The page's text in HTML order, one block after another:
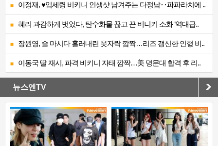
이정재, ♥임세령 비키니 인생샷 남겨주는 다정남‥파파라치에 ..
혜리 과감하게 벗었다, 탄수화물 끊고 끈 비니키 소화 ‘역대급..
장원영, 술 마시다 흘러내린 옷자락 깜짝…리즈 갱신한 인형 비..
이동국 딸 재시, 파격 비키니 자태 깜짝…美 명문대 합격 후 리..
뉴스엔TV